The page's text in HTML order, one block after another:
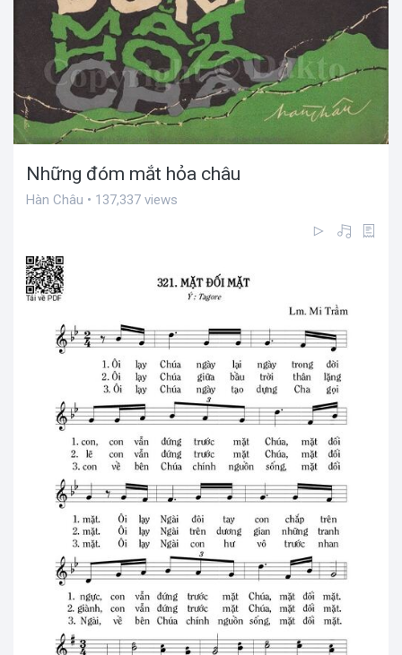
Những đóm mắt hỏa châu
Hàn Châu • 137,337 views